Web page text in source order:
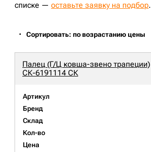
списке — оставьте заявку на подбор.
Сортировать: по возрастанию цены
Палец (Г/Ц ковша-звено трапеции)
СК-6191114 СК
Артикул
Бренд
Склад
Кол-во
Цена